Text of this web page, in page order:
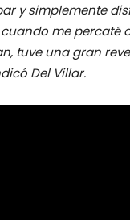
y simplemente
me percaté
tuve una gran
Del Villar.